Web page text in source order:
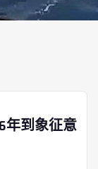
年到象征意